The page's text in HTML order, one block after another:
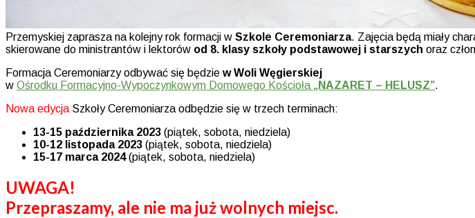
Przemyskiej zaprasza na kolejny rok formacji w Szkole Ceremoniarza. Zajęcia będą miały
skierowane do ministrantów i lektorów od 8. klasy szkoły podstawowej i starszych oraz
Formacja Ceremoniarzy odbywać się będzie w Woli Węgierskiej
w Ośrodku Formacyjno-Wypoczynkowym Domowego Kościoła „NAZARET – HELUSZ”.
Nowa edycja Szkoły Ceremoniarza odbędzie się w trzech terminach:
13-15 października 2023 (piątek, sobota, niedziela)
10-12 listopada 2023 (piątek, sobota, niedziela)
15-17 marca 2024(piątek, sobota, niedziela)
UWAGA!
Przepraszamy, ale nie ma już wolnych miejsc.